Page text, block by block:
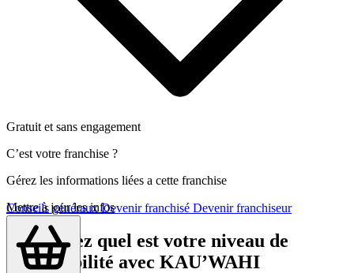
Conseils générauxDevenir franchisé Devenir franchiseur
Gratuit et sans engagement
C’est votre franchise ?
Gérez les informations liées a cette franchise
Mettre à jour les infos
Découvrez quel est votre niveau de
compatibilité avec KAU’WAHI